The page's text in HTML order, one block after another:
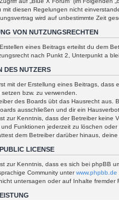
mit diesen Regelungen nicht
wird auf unbestimmte Zeit
VON NUTZUNGSRECHTEN
eines Beitrags erteilst du dem
nach Punkt 2, Unterpunkt a
DES NUTZERS
mit der Erstellung eines Beitrags,
bzw. zu verwenden.
des Boards übt das Hausrecht aus.
ausschließen und dir ein Hausverbot
zur Kenntnis, dass der Betreiber keine
Funktionen jederzeit zu löschen oder
dem Betreiber darüber hinaus,
LICENSE
zur Kenntnis, dass es sich bei phpBB
Community unterwww.phpbb.de
untersagen oder auf Inhalte fremder